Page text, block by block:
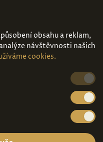
Kontaktobsahu a reklam,
návštěvnosti našich
cookies.